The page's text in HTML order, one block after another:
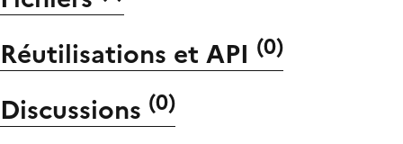
Réutilisations et API (0)
Discussions (0)